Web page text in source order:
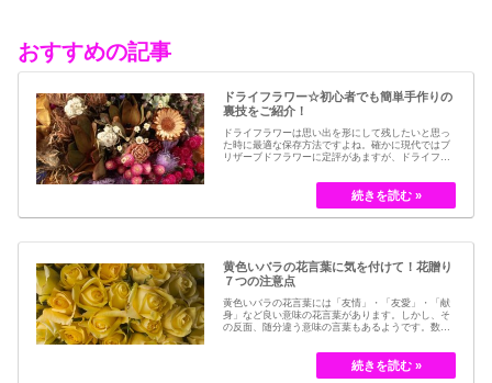
おすすめの記事
ドライフラワー☆初心者でも簡単手作りの
裏技をご紹介！
ドライフラワーは思い出を形にして残したいと思っ
た時に最適な保存方法ですよね。確かに現代ではブ
リザーブドフラワーに定評があますが、ドライフラ
とつです。結婚式のブーケなどに使われた花など、
今では押し花のサービスが有名ですが、昔はドライ
フラワーでも保存されてきました。30代以降の…
黄色いバラの花言葉に気を付けて！花贈り
７つの注意点
黄色いバラの花言葉には「友情」・「友愛」・「献
身」など良い意味の花言葉があります。しかし、そ
の反面、随分違う意味の言葉もあるようです。数多
ローズである「ハイブリット・ティー」の中には、
黄色のバラというのは、存在していませんでした。
しかし、フランスの園芸家ジョセフ・ペルネ＝デ…